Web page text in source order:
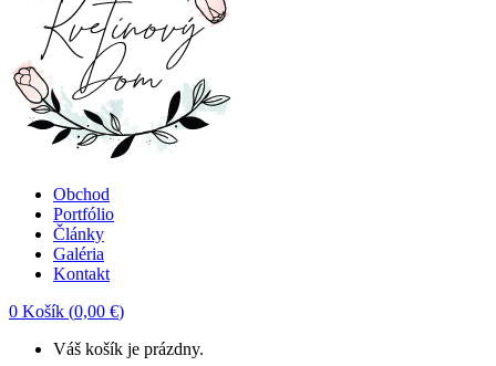
Obchod
Portfólio
Články
Galéria
Kontakt
0 Košík (0,00 €)
Váš košík je prázdny.